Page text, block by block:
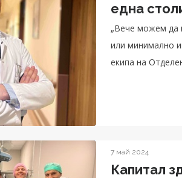
една
„Вече можем да
или минимално
екипа на
7 май 2024
Капитал